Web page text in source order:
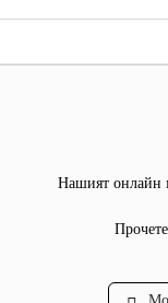
Нашият онлайн